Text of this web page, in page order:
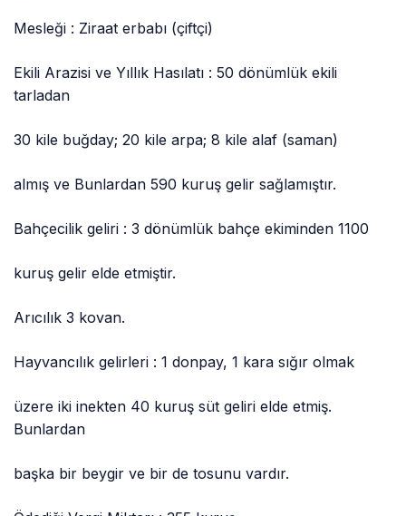
Mesleği : Ziraat erbabı (çiftçi)
Ekili Arazisi ve Yıllık Hasılatı : 50 dönümlük ekili
tarladan
30 kile buğday; 20 kile arpa; 8 kile alaf (saman)
almış ve Bunlardan 590 kuruş gelir sağlamıştır.
Bahçecilik geliri : 3 dönümlük bahçe ekiminden 1100
kuruş gelir elde etmiştir.
Arıcılık 3 kovan.
Hayvancılık gelirleri : 1 donpay, 1 kara sığır olmak
üzere iki inekten 40 kuruş süt geliri elde etmiş.
Bunlardan
başka bir beygir ve bir de tosunu vardır.